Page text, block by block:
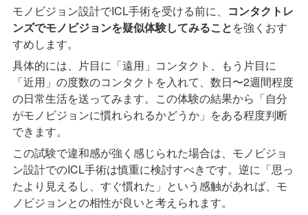
モノビジョン設計でICL手術を受ける前に、 コンタクトレ
ンズでモノビジョンを疑似体験してみることを強くおす
すめします。
具体的には、片目に「遠用」コンタクト、もう片目に
「近用」の度数のコンタクトを入れて、数日〜2週間程度
の日常生活を送ってみます。この体験の結果から「自分
がモノビジョンに慣れられるかどうか」をある程度判断
できます。
この試験で違和感が強く感じられた場合は、モノビジョ
ン設計でのICL手術は慎重に検討すべきです。逆に「思っ
たより見えるし、すぐ慣れた」という感触があれば、モ
ノビジョンとの相性が良いと考えられます。